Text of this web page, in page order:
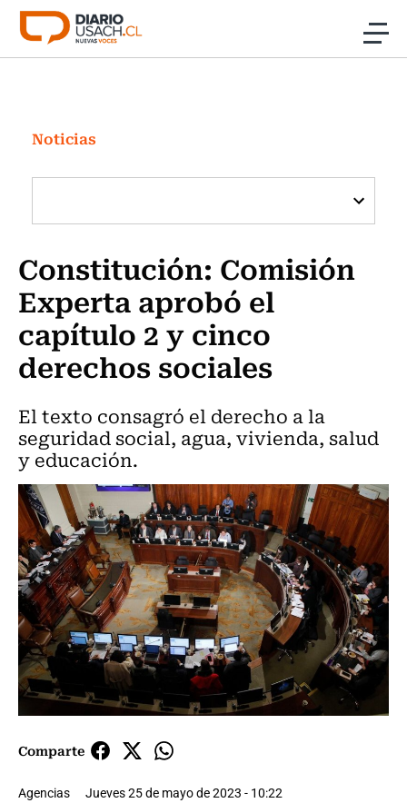
Click acá para ir directamente al contenido
Investigación
Cultura
Programas Radio y TV Usach
Noticias
Constitución: Comisión
Experta aprobó el
capítulo 2 y cinco
derechos sociales
El texto consagró el derecho a la
seguridad social, agua, vivienda, salud
y educación.
Comparte
Agencias Jueves 25 de mayo de 2023 - 10:22